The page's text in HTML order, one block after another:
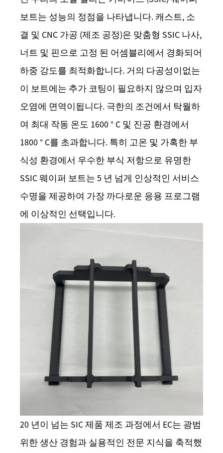
보트는 성능의 정점을 나타냅니다. 캐스트, 소
결 및 CNC 가공 (제조 공정)은 맞춤형 SSIC 나사,
너트 및 핀으로 고정 된 어셈블리에서 경화되어
하중 강도를 최적화합니다. 거의 다공성이없는
이 보트에는 추가 코팅이 필요하지 않으며 입자
오염에 면역이됩니다. 극한의 조건에서 탁월하
여 최대 작동 온도 1600 ° C 및 진공 환경에서
1800 ° C를 초과합니다. 특히 고온 및 가혹한 부
식성 환경에서 우수한 부식 저항으로 유명한
SSIC 웨이퍼 보트는 5 년 넘게 인상적인 서비스
수명을 제공하여 가장 까다로운 응용 프로그램
에 이상적인 선택입니다.
20 년이 넘는 SIC 제품 제조 과정에서 EC는 광범
위한 생산 경험과 실용적인 전문 지식을 축적했